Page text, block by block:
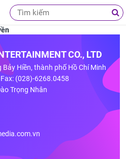
CO., LTD
Hiền, thành phố Hồ Chí Minh
(028)-6268.0458
Trọng Nhân